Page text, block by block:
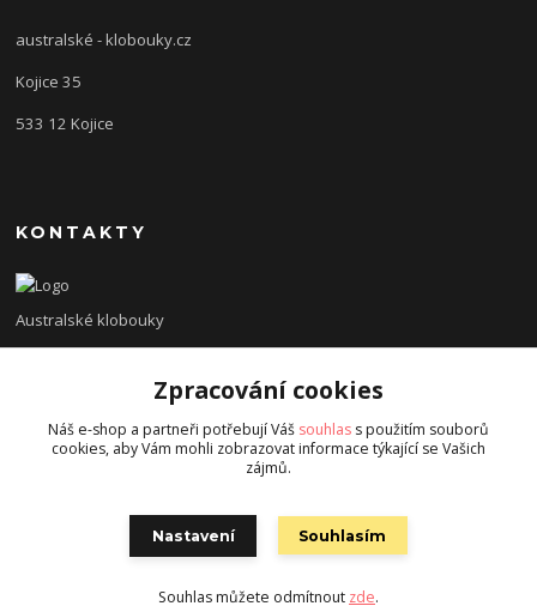
australské - klobouky.cz
Kojice 35
533 12 Kojice
KONTAKTY
Australské klobouky
+420 775 138 620
diveinn@email.cz
Zpracování cookies
Náš e-shop a partneři potřebují Váš souhlas s použitím souborů
cookies, aby Vám mohli zobrazovat informace týkající se Vašich
zájmů.
Nastavení Souhlasím
Souhlas můžete odmítnout zde.